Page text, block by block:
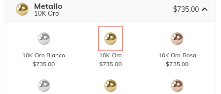
Metallo
10K Oro $735.00
10K Oro Bianco
$735.00
10K Oro
$735.00
10K Oro Rosa
$735.00